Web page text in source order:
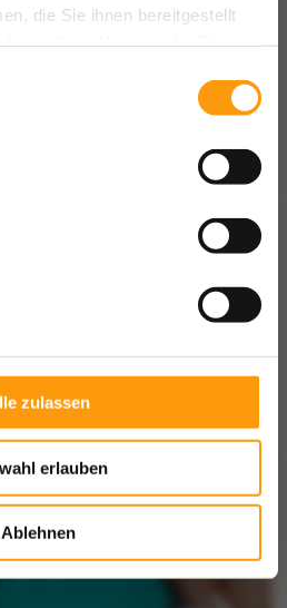
die Sie ihnen bereitgestellt
zulassen
erlauben
Ablehnen